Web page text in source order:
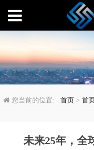
未来25年
您当前的位置:首页 >首
未来25年，全